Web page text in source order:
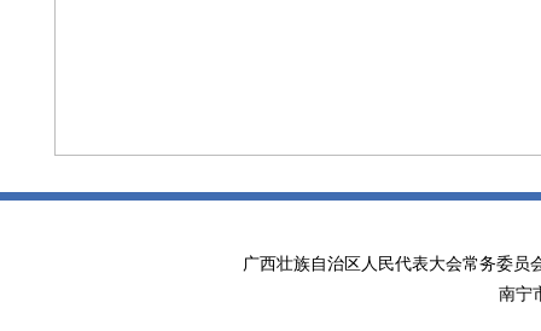
广西壮族自治区人民代表大会常务委
南宁